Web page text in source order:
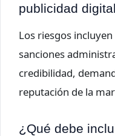
publicidad
Los riesgos
sanciones
credibilidad,
reputación de la
¿Qué debe